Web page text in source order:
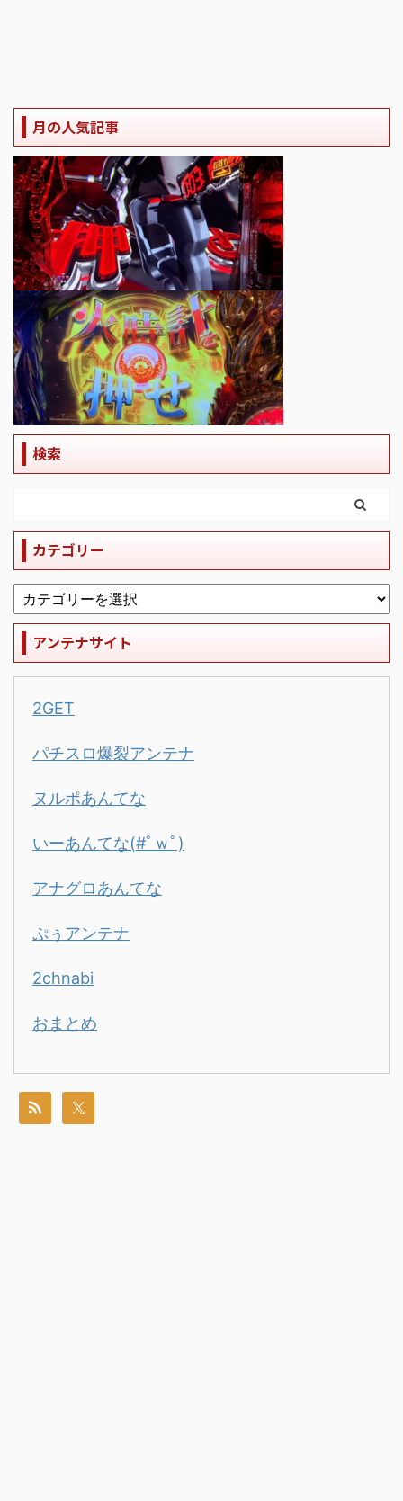
月の人気記事
検索
カテゴリー
アンテナサイト
2GET
パチスロ爆裂アンテナ
ヌルポあんてな
いーあんてな(#ﾟｗﾟ)
アナグロあんてな
ぷぅアンテナ
2chnabi
おまとめ